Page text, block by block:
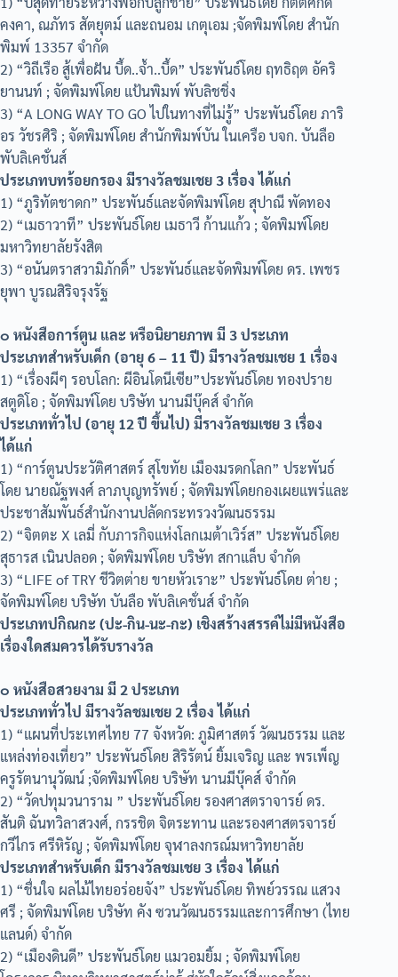
คงคา, ณภัทร สัตยุตม์ และถนอม เกตุเอม ;จัดพิมพ์โดย สำนัก
พิมพ์ 13357 จำกัด
2) “วิถีเรือ สู้เพื่อฝัน บึ้ด..จ้ำ..บึ้ด” ประพันธ์โดย ฤทธิฤต อัคริ
ยานนท์ ; จัดพิมพ์โดย แป้นพิมพ์ พับลิชชิ่ง
3) “A LONG WAY TO GO ไปในทางที่ไม่รู้” ประพันธ์โดย ภาริ
อร วัชรศิริ ; จัดพิมพ์โดย สำนักพิมพ์บัน ในเครือ บจก. บันลือ
พับลิเคชั่นส์
ประเภทบทร้อยกรอง มีรางวัลชมเชย 3 เรื่อง ได้แก่
1) “ภูริทัตชาดก” ประพันธ์และจัดพิมพ์โดย สุปาณี พัดทอง
2) “เมธาวาที” ประพันธ์โดย เมธาวี ก้านแก้ว ; จัดพิมพ์โดย
มหาวิทยาลัยรังสิต
3) “อนันตราสวามิภักดิ์” ประพันธ์และจัดพิมพ์โดย ดร. เพชร
ยุพา บูรณสิริจรุงรัฐ
๐ หนังสือการ์ตูน และ หรือนิยายภาพ มี 3 ประเภท
ประเภทสำหรับเด็ก (อายุ 6 – 11 ปี) มีรางวัลชมเชย 1 เรื่อง
1) “เรื่องผีๆ รอบโลก: ผีอินโดนีเซีย”ประพันธ์โดย ทองปราย
สตูดิโอ ; จัดพิมพ์โดย บริษัท นานมีบุ๊คส์ จำกัด
ประเภททั่วไป (อายุ 12 ปี ขึ้นไป) มีรางวัลชมเชย 3 เรื่อง
ได้แก่
1) “การ์ตูนประวัติศาสตร์ สุโขทัย เมืองมรดกโลก” ประพันธ์
โดย นายณัฐพงศ์ ลาภบุญทรัพย์ ; จัดพิมพ์โดยกองเผยแพร่และ
ประชาสัมพันธ์สำนักงานปลัดกระทรวงวัฒนธรรม
2) “จิตตะ X เลมี่ กับภารกิจแห่งโลกเมต้าเวิร์ส” ประพันธ์โดย
สุธารส เนินปลอด ; จัดพิมพ์โดย บริษัท สกาแล็บ จำกัด
3) “LIFE of TRY ชีวิตต่าย ขายหัวเราะ” ประพันธ์โดย ต่าย ;
จัดพิมพ์โดย บริษัท บันลือ พับลิเคชั่นส์ จำกัด
ประเภทปกิณกะ (ปะ-กิน-นะ-กะ) เชิงสร้างสรรค์ไม่มีหนังสือ
เรื่องใดสมควรได้รับรางวัล
๐ หนังสือสวยงาม มี 2 ประเภท
ประเภททั่วไป มีรางวัลชมเชย 2 เรื่อง ได้แก่
1) “แผนที่ประเทศไทย 77 จังหวัด: ภูมิศาสตร์ วัฒนธรรม และ
แหล่งท่องเที่ยว” ประพันธ์โดย สิริรัตน์ ยิ้มเจริญ และ พรเพ็ญ
ครูรัตนานุวัฒน์ ;จัดพิมพ์โดย บริษัท นานมีบุ๊คส์ จำกัด
2) “วัดปทุมวนาราม ” ประพันธ์โดย รองศาสตราจารย์ ดร.
สันติ ฉันทวิลาสวงศ์, กรรชิต จิตระทาน และรองศาสตรจารย์
กวีไกร ศรีหิรัญ ; จัดพิมพ์โดย จุฬาลงกรณ์มหาวิทยาลัย
ประเภทสำหรับเด็ก มีรางวัลชมเชย 3 เรื่อง ได้แก่
1) “ชื่นใจ ผลไม้ไทยอร่อยจัง” ประพันธ์โดย ทิพย์วรรณ แสวง
ศรี ; จัดพิมพ์โดย บริษัท คัง ซวนวัฒนธรรมและการศึกษา (ไทย
แลนด์) จำกัด
2) “เมืองดินดี” ประพันธ์โดย แมวอมยิ้ม ; จัดพิมพ์โดย